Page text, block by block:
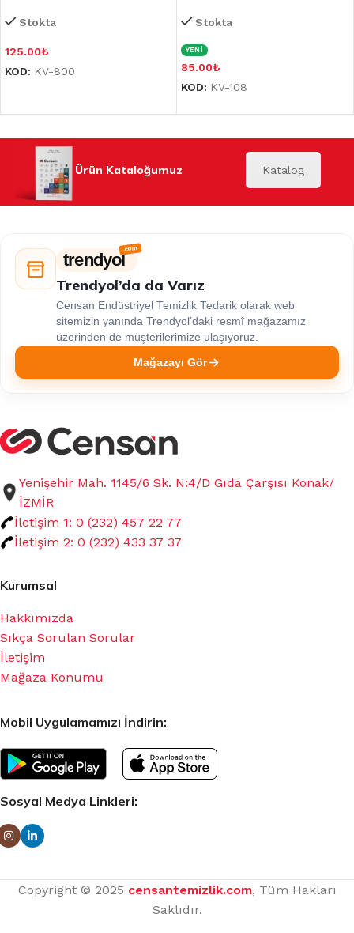
Stokta
125.00₺
KOD: KV-800
Stokta
YENİ
85.00₺
KOD: KV-108
Ürün Kataloğumuz Katalog
trendyol
Trendyol’da da Varız
Censan Endüstriyel Temizlik Tedarik olarak web
sitemizin yanında Trendyol’daki resmî mağazamız
üzerinden de müşterilerimize ulaşıyoruz.
Mağazayı Gör
Yenişehir Mah. 1145/6 Sk. N:4/D Gıda Çarşısı Konak/
İZMİR
İletişim 1: 0 (232) 457 22 77
İletişim 2: 0 (232) 433 37 37
Kurumsal
Hakkımızda
Sıkça Sorulan Sorular
İletişim
Mağaza Konumu
Mobil Uygulamamızı İndirin:
Sosyal Medya Linkleri:
Copyright © 2025 censantemizlik.com, Tüm Hakları
Saklıdır.